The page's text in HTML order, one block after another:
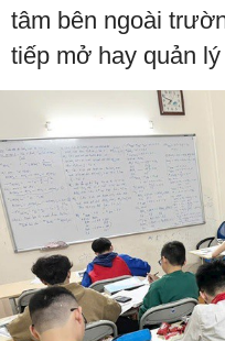
tâm bên ngoài
tiếp mở hay quản